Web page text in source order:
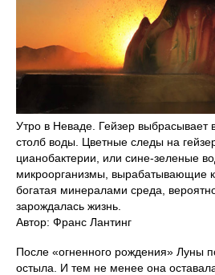
Утро в Неваде. Гейзер выбрасывает
столб воды. Цветные следы на
цианобактерии, или сине-зеленые
микроорганизмы, вырабатывающие
богатая минералами среда,
зарождалась жизнь.
Автор: Франс Лантинг
После «огненного рождения» Луны
остыла. И тем не менее она